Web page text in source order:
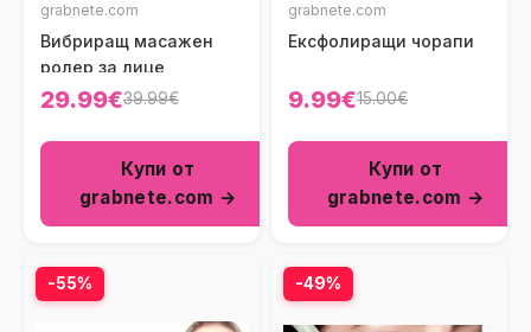
grabnete.com
Вибриращ масажен
ролер за лице
29.99€39.99€
Купи от
grabnete.com →
grabnete.com
Ексфолиращи чорапи
9.99€15.00€
Купи от
grabnete.com →
-55% -49%